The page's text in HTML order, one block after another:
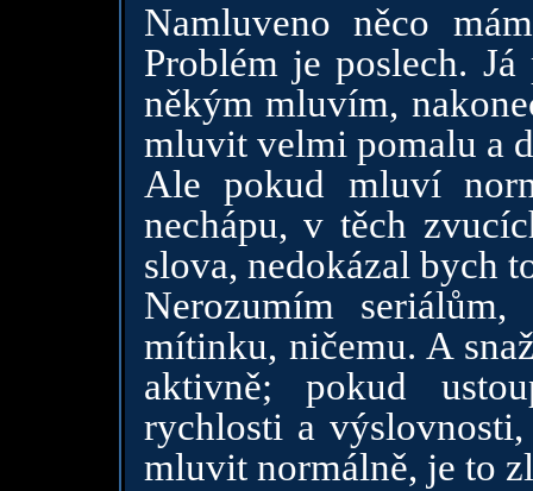
Namluveno něco
Problém je poslech.
někým mluvím,
mluvit velmi pomalu a
Ale pokud mluví
nechápu, v těch
slova, nedokázal bych
Nerozumím
mítinku, ničemu. A
aktivně; pokud
rychlosti a
mluvit normálně, je to